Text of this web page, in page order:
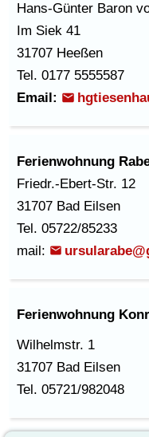
Hans-Günter Baron
Im Siek 41
31707 Heeßen
Tel. 0177 5555587
Email:
Ferienwohnung
Friedr.-Ebert-Str. 12
31707 Bad Eilsen
Tel. 05722/85233
mail:
Ferienwohnung
Wilhelmstr. 1
31707 Bad Eilsen
Tel. 05721/982048